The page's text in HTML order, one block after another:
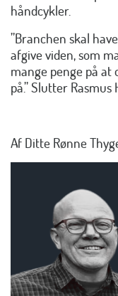
håndcykler.
”Branchen skal
afgive viden, som
mange penge på
på.” Slutter Rasmus
Af Ditte Rønne